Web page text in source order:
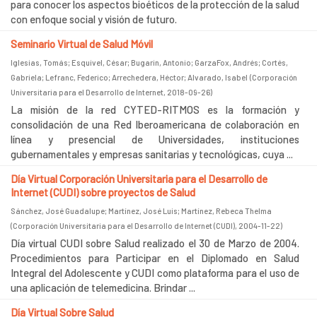
para conocer los aspectos bioéticos de la protección de la salud
con enfoque social y visión de futuro.
Seminario Virtual de Salud Móvil
Iglesias, Tomás; Esquivel, César; Bugarin, Antonio; GarzaFox, Andrés; Cortés,
Gabriela; Lefranc, Federico; Arrechedera, Héctor; Alvarado, Isabel (Corporación
Universitaria para el Desarrollo de Internet, 2018-09-26)
La misión de la red CYTED-RITMOS es la formación y
consolidación de una Red Iberoamericana de colaboración en
línea y presencial de Universidades, instituciones
gubernamentales y empresas sanitarias y tecnológicas, cuya ...
Día Virtual Corporación Universitaria para el Desarrollo de
Internet (CUDI) sobre proyectos de Salud
Sánchez, José Guadalupe; Martínez, José Luis; Martínez, Rebeca Thelma
(Corporación Universitaria para el Desarrollo de Internet (CUDI), 2004-11-22)
Día virtual CUDI sobre Salud realizado el 30 de Marzo de 2004.
Procedimientos para Participar en el Diplomado en Salud
Integral del Adolescente y CUDI como plataforma para el uso de
una aplicación de telemedicina. Brindar ...
Día Virtual Sobre Salud